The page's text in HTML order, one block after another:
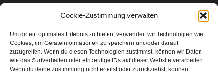
Cookie-Zustimmung verwalten
Um dir ein optimales Erlebnis zu bieten, verwenden wir Technologien wie
Cookies, um Geräteinformationen zu speichern und/oder darauf
zuzugreifen. Wenn du diesen Technologien zustimmst, können wir Daten
wie das Surfverhalten oder eindeutige IDs auf dieser Website verarbeiten.
Wenn du deine Zustimmung nicht erteilst oder zurückziehst, können
Events & Success 3003
Breaking News 2067
Aktuelles